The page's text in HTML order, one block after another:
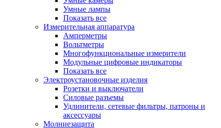
Умные лампы
Показать все
Измерительная аппаратура
Амперметры
Вольтметры
Многофункциональные измерители
Модульные цифровые индикаторы
Показать все
Электроустановочные изделия
Розетки и выключатели
Силовые разъемы
Удлинители, сетевые фильтры, патроны и
аксессуары
Молниезащита